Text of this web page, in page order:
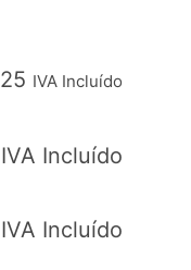
IVA Incluído
IVA Incluído
IVA Incluído